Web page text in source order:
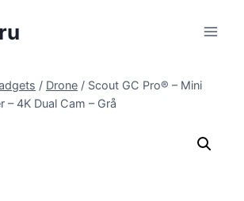
/ Drone / Scout GC Pro® – Mini
– 4K Dual Cam – Grå